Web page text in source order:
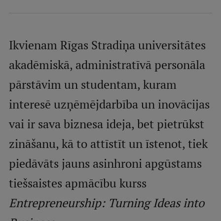
izvēlne
Pamatstudiju programmas
Maģistra studiju programmas
Doktorantūra
Rezidentūra
Uzņemšana
Praktiska informācija
Par RSU
Ikvienam Rīgas Stradiņa universitātes
akadēmiskā, administratīvā personāla
pārstāvim un studentam, kuram
interesē uzņēmējdarbība un inovācijas
vai ir sava biznesa ideja, bet pietrūkst
zināšanu, kā to attīstīt un īstenot, tiek
piedāvāts jauns asinhroni apgūstams
tiešsaistes apmācību kurss
Entrepreneurship: Turning Ideas into